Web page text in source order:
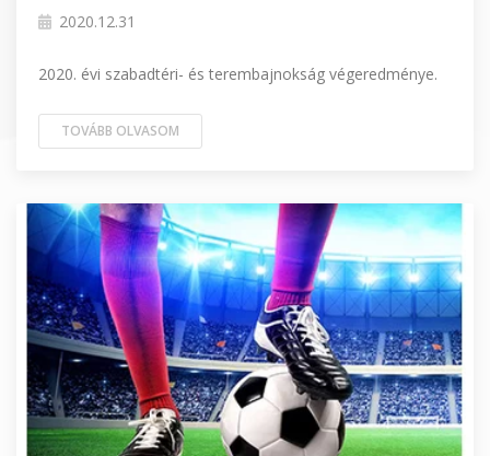
2020.12.31
2020. évi szabadtéri- és terembajnokság végeredménye.
TOVÁBB OLVASOM